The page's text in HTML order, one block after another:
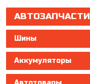
АВТОЗАПЧАСТИ
Шины
Аккумуляторы